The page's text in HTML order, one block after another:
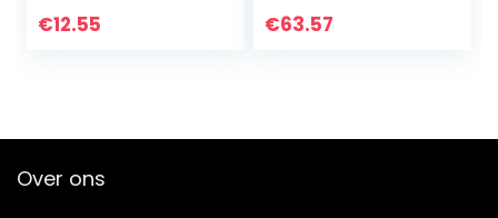
Gereedschap
€12.55 €63.57
Over ons